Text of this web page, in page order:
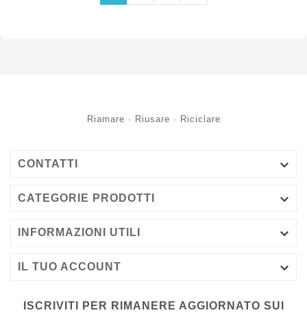
Riamare · Riusare · Riciclare
CONTATTI 
CATEGORIE PRODOTTI 
INFORMAZIONI UTILI 
IL TUO ACCOUNT 
ISCRIVITI PER RIMANERE AGGIORNATO SUI